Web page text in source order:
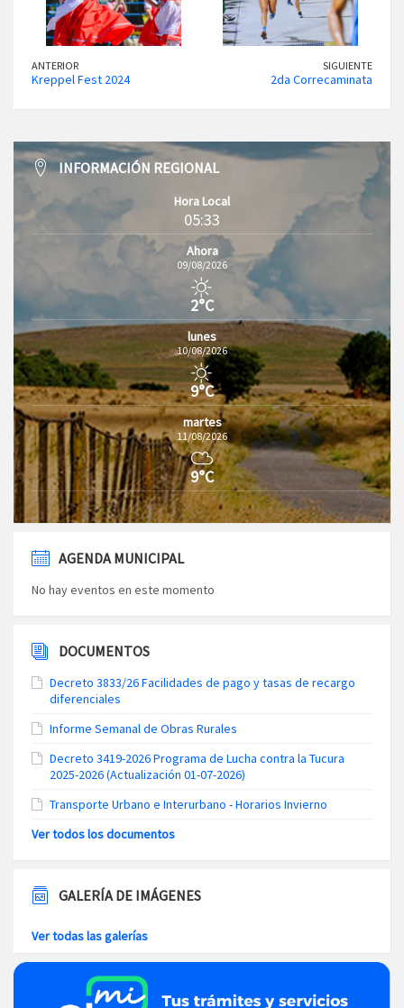
ANTERIOR
Kreppel Fest 2024
SIGUIENTE
2da Correcaminata
INFORMACIÓN REGIONAL
Hora Local
05:33
Ahora
09/08/2026
2°C
lunes
10/08/2026
9°C
martes
11/08/2026
9°C
AGENDA MUNICIPAL
No hay eventos en este momento
DOCUMENTOS
Decreto 3833/26 Facilidades de pago y tasas de recargo
diferenciales
Informe Semanal de Obras Rurales
Decreto 3419-2026 Programa de Lucha contra la Tucura
2025-2026 (Actualización 01-07-2026)
Transporte Urbano e Interurbano - Horarios Invierno
Ver todos los documentos
GALERÍA DE IMÁGENES
Ver todas las galerías